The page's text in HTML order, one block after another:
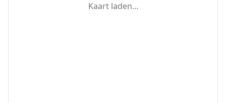
Kaart laden...